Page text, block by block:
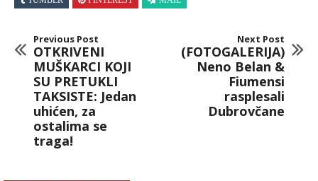
Previous Post
OTKRIVENI
MUŠKARCI KOJI
SU PRETUKLI
TAKSISTE: Jedan
uhićen, za
ostalima se
traga!
Next Post
(FOTOGALERIJA)
Neno Belan &
Fiumensi
rasplesali
Dubrovčane